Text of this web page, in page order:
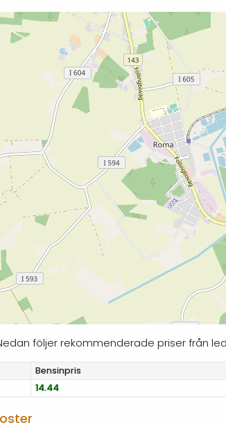
följer rekommenderade priser från
Bensinpris
14.44